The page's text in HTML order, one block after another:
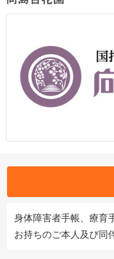
身体障害者手帳、療育
お持ちのご本人及び同